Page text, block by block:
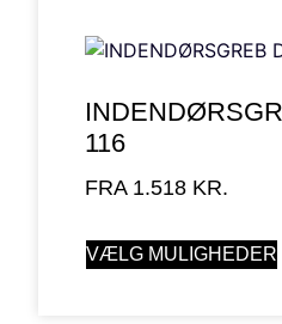
116
FRA 1.518 KR.
VÆLG MULIGHEDER